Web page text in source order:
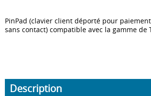
PinPad (clavier client déporté pour
sans contact) compatible avec la gamme de
Description